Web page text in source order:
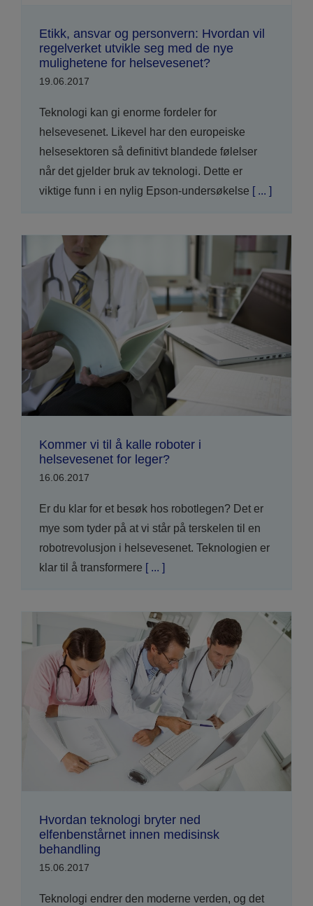
Etikk, ansvar og personvern: Hvordan vil
regelverket utvikle seg med de nye
mulighetene for helsevesenet?
19.06.2017
Teknologi kan gi enorme fordeler for
helsevesenet. Likevel har den europeiske
helsesektoren så definitivt blandede følelser
når det gjelder bruk av teknologi. Dette er
viktige funn i en nylig Epson-undersøkelse [ ... ]
Kommer vi til å kalle roboter i
helsevesenet for leger?
16.06.2017
Er du klar for et besøk hos robotlegen? Det er
mye som tyder på at vi står på terskelen til en
robotrevolusjon i helsevesenet. Teknologien er
klar til å transformere [ ... ]
Hvordan teknologi bryter ned
elfenbenstårnet innen medisinsk
behandling
15.06.2017
Teknologi endrer den moderne verden, og det